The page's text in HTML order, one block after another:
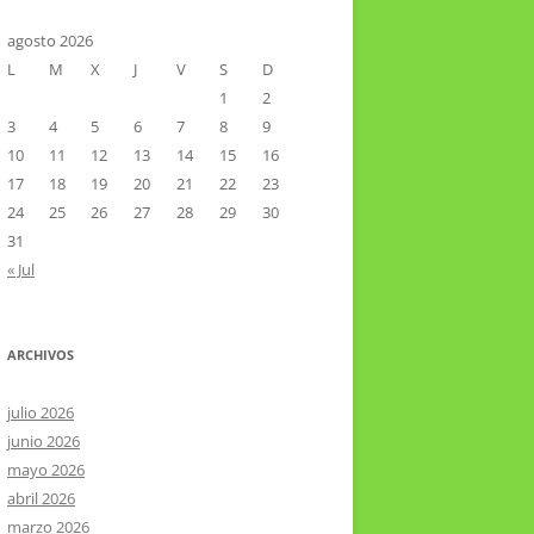
HERNÁNDEZ VELÁZQUEZ
agosto 2026
L
M X J V S
D
1
2
3
4 5 6 7 8
9
10
11 12 13 14 15
16
17
18 19 20 21 22
23
24
25 26 27 28 29
30
31
« Jul
ARCHIVOS
julio 2026
junio 2026
mayo 2026
abril 2026
marzo 2026